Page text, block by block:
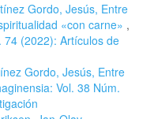
Gordo, Jesús, Entre
«con carne» ,
74 (2022): Artículos de
Gordo, Jesús, Entre
Vol. 38 Núm.